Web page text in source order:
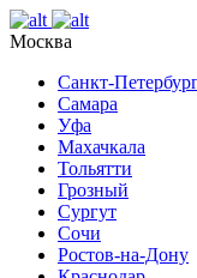
Москва
Санкт-
Самара
Уфа
Махачкала
Тольятти
Грозный
Сургут
Сочи
Ростов-на-Дону